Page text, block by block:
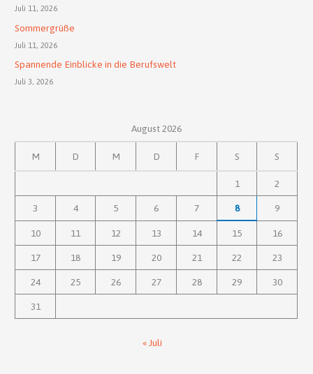
Juli 11, 2026
Sommergrüße
Juli 11, 2026
Spannende Einblicke in die Berufswelt
Juli 3, 2026
August 2026
M D M D F S S
1 2
3 4 5 6 7 8 9
10 11 12 13 14 15 16
17 18 19 20 21 22 23
24 25 26 27 28 29 30
31
« Juli